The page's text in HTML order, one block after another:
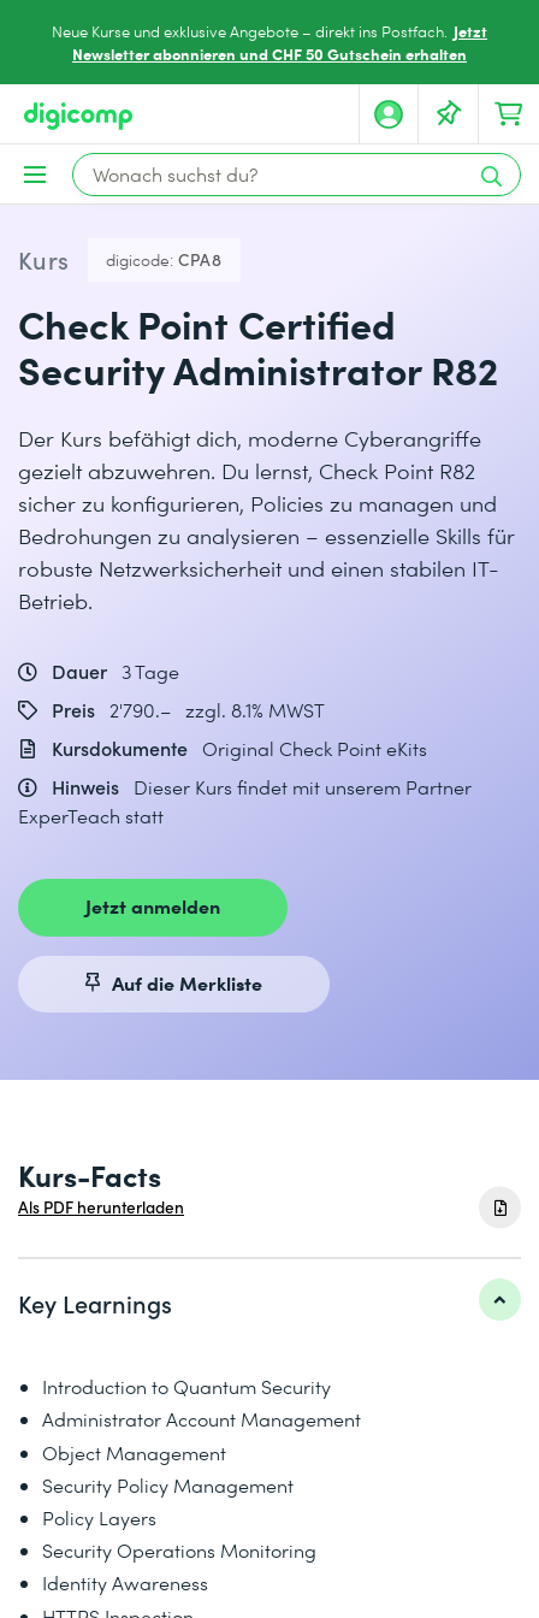
Neue Kurse und exklusive Angebote – direkt ins Postfach. Jetzt
Newsletter abonnieren und CHF 50 Gutschein erhalten
Kurs digicode: CPA8
Check Point Certified
Security Administrator R82
Der Kurs befähigt dich, moderne Cyberangriffe
gezielt abzuwehren. Du lernst, Check Point R82
sicher zu konfigurieren, Policies zu managen und
Bedrohungen zu analysieren – essenzielle Skills für
robuste Netzwerksicherheit und einen stabilen IT-
Betrieb.
Dauer 3 Tage
Preis
2'790.– zzgl. 8.1% MWST
Kursdokumente Original Check Point eKits
Hinweis
Dieser Kurs findet mit unserem Partner
ExperTeach statt
Jetzt anmelden
Auf die Merkliste
Kurs-Facts
Als PDF herunterladen
Key Learnings
Introduction to Quantum Security
Administrator Account Management
Object Management
Security Policy Management
Policy Layers
Security Operations Monitoring
Identity Awareness